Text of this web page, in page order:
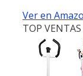
Ver en
TOP